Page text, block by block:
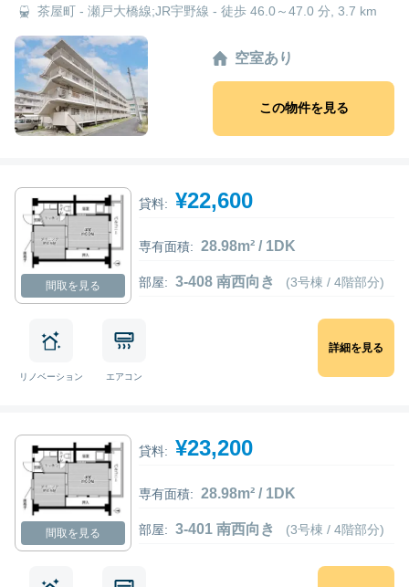
茶屋町 - 瀬戸大橋線;JR宇野線 - 徒歩 46.0～47.0 分, 3.7 km
空室あり
この物件を見る
間取を見る
貸料: ¥22,600
専有面積: 28.98m² / 1DK
部屋: 3-408 南西向き (3号棟 / 4階部分)
リノベーション エアコン
詳細を見る
間取を見る
貸料: ¥23,200
専有面積: 28.98m² / 1DK
部屋: 3-401 南西向き (3号棟 / 4階部分)